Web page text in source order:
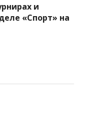
и
«Спорт» на